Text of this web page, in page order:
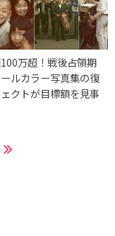
万超！戦後占領期
ルカラー写真集の復
クトが目標額を見事